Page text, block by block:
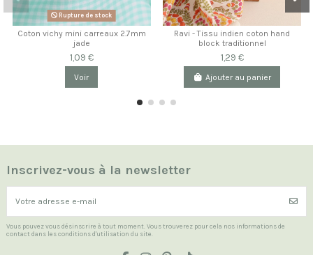
Rupture de stock
Coton vichy mini carreaux 2.7mm
jade
1,09 €
Voir
Ravi - Tissu indien coton hand
block traditionnel
1,29 €
Ajouter au panier
Inscrivez-vous à la newsletter
Vous pouvez vous désinscrire à tout moment. Vous trouverez pour cela nos informations de
contact dans les conditions d'utilisation du site.